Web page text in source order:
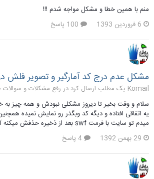
منم با همین خطا و مشکل مواجه شدم !!!
6 فروردین 1393
مشکل عدم درج کد آمارگیر و تصویر فلش
Komail یک مطلب ارسال کرد در
رفع مشکلات و سوالات
سلام و وقت بخیر تا دیروز مشکلی نبودش و همه چیز به
یه اتفاقی افتاده و دیگه کد وبگذر رو نمایش نمیده
میدم تو سایت با فرمت swf بعد از ذخیره حذفش میکنه آدرس سایت : لایفری...
29 بهمن 1392